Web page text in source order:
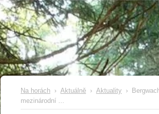
Na horách › Aktuálně › Aktuality ›
mezinárodní ...